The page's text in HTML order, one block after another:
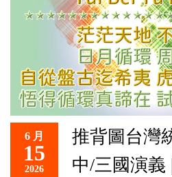
都
是
彌
賽
亞-
個
個
都
是
救
世
主
6 月
15
2026
推背圖台灣
中/三國演義